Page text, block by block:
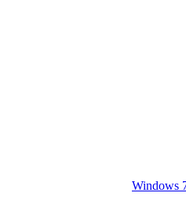
Windows